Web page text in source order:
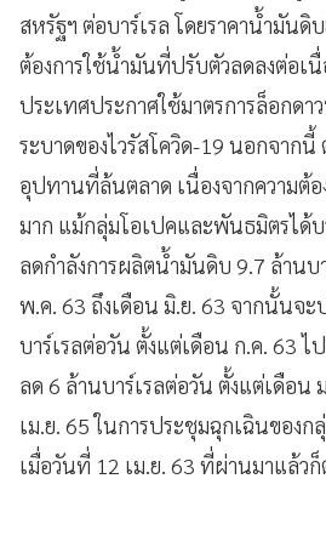
สหรัฐฯ ต่อบาร์เรล โดยราคาน้ำมันดิ
ต้องการใช้น้ำมันที่ปรับตัวลดลงต่อเ
ประเทศประกาศใช้มาตรการล็อกด
ระบาดของไวรัสโควิด-19 นอกจากนี้
อุปทานที่ล้นตลาด เนื่องจากความต้
มาก แม้กลุ่มโอเปคและพันธมิตรได้
ลดกำลังการผลิตน้ำมันดิบ 9.7 ล้านบ
พ.ค. 63 ถึงเดือน มิ.ย. 63 จากนั้นจะ
บาร์เรลต่อวัน ตั้งแต่เดือน ก.ค. 63ไ
ลด 6 ล้านบาร์เรลต่อวัน ตั้งแต่เดือน
เม.ย. 65ในการประชุมฉุกเฉินของ
เมื่อวันที่ 12 เม.ย. 63 ที่ผ่านมาแล้วก็